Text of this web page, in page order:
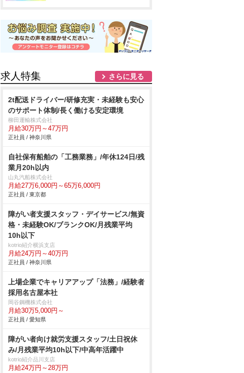
求人特集 さらに見る
2t配送ドライバー/研修充実・未経験も安心
のサポート体制/長く働ける安定環境
柳田運輸株式会社
月給30万円～47万円
正社員 / 神奈川県
自社保有船舶の「工務業務」/年休124日/残
業月20h以内
山丸汽船株式会社
月給27万6,000円～65万6,000円
正社員 / 東京都
障がい者支援スタッフ・デイサービス/無資
格・未経験OK/ブランクOK/月残業平均
10h以下
kotrio紹介横浜支店
月給24万円～40万円
正社員 / 神奈川県
上場企業でキャリアアップ「法務」/経験者
採用名古屋本社
岡谷鋼機株式会社
月給30万5,000円～
正社員 / 愛知県
障がい者向け就労支援スタッフ/土日祝休
み/月残業平均10h以下/中高年活躍中
kotrio紹介品川支店
月給24万円～28万円